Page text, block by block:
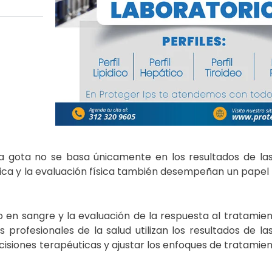
no se basa únicamente en los resultados de
y la evaluación física también desempeñan un
en sangre y la evaluación de la respuesta al
de la salud utilizan los resultados de
terapéuticas y ajustar los enfoques de